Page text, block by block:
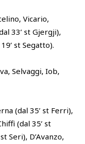
Vicario,
33’ st Gjergji),
st Segatto).
Selvaggi, Iob,
(dal 35’ st Ferri),
(dal 35’ st
Seri), D’Avanzo,